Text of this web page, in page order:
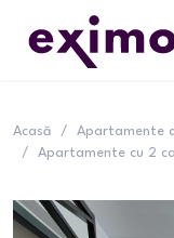
Acasă / Apartamente
/
Apartamente cu 2